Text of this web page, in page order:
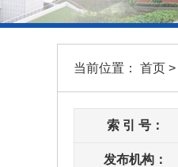
当前位置： 首页 >
索 引 号：
发布机构：